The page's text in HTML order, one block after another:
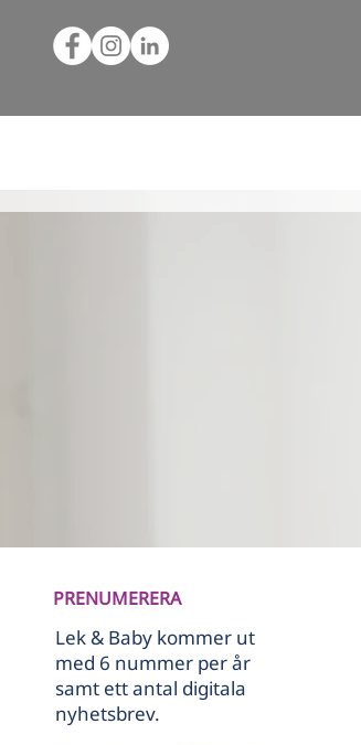
PRENUMERERA
Lek & Baby kommer ut
med 6 nummer per år
samt ett antal digitala
nyhetsbrev.